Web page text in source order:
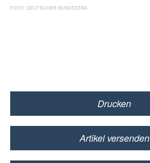
Facebook
DEUTSCHER BUNDESTAG
Drucken
Artikel versenden